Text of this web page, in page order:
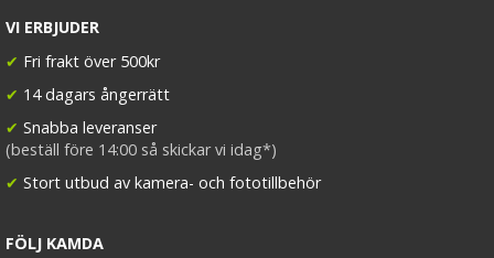
VI ERBJUDER
✔ Fri frakt över 500kr
✔ 14 dagars ångerrätt
✔ Snabba leveranser
(beställ före 14:00 så skickar vi idag*)
✔ Stort utbud av kamera- och fototillbehör
FÖLJ KAMDA